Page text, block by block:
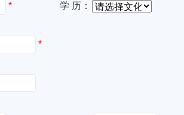
* 学 历：
*